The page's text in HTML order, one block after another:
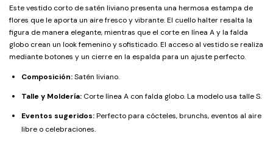
Este vestido corto de satén liviano presenta una hermosa estampa de
flores que le aporta un aire fresco y vibrante. El cuello halter resalta la
figura de manera elegante, mientras que el corte en línea A y la falda
globo crean un look femenino y sofisticado. El acceso al vestido se realiza
mediante botones y un cierre en la espalda para un ajuste perfecto.
Composición:Satén liviano.
Talle y Moldería: Corte línea A con falda globo. La modelo usa talle S.
Eventos sugeridos:Perfecto para cócteles, brunchs, eventos al aire
libre o celebraciones.